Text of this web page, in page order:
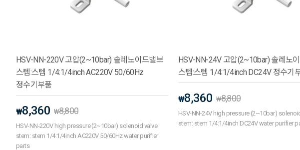
HSV-NN-220V 고압(2~10bar) 솔레노이드밸브
스템:스템 1/4:1/4inch AC220V 50/60Hz
정수기부품
₩8,360 ₩8,800
HSV-NN-220V high pressure (2~10bar) solenoid valve
stem: stem 1/4:1/4inch AC220V 50/60Hz water purifier
parts
HSV-NN-24V 고압(2~10bar) 솔레노
스템:스템 1/4:1/4inch DC24V 정수기
₩8,360 ₩8,800
HSV-NN-24V high pressure (2~10bar)
stem: stem 1/4:1/4inch DC24V water purifier